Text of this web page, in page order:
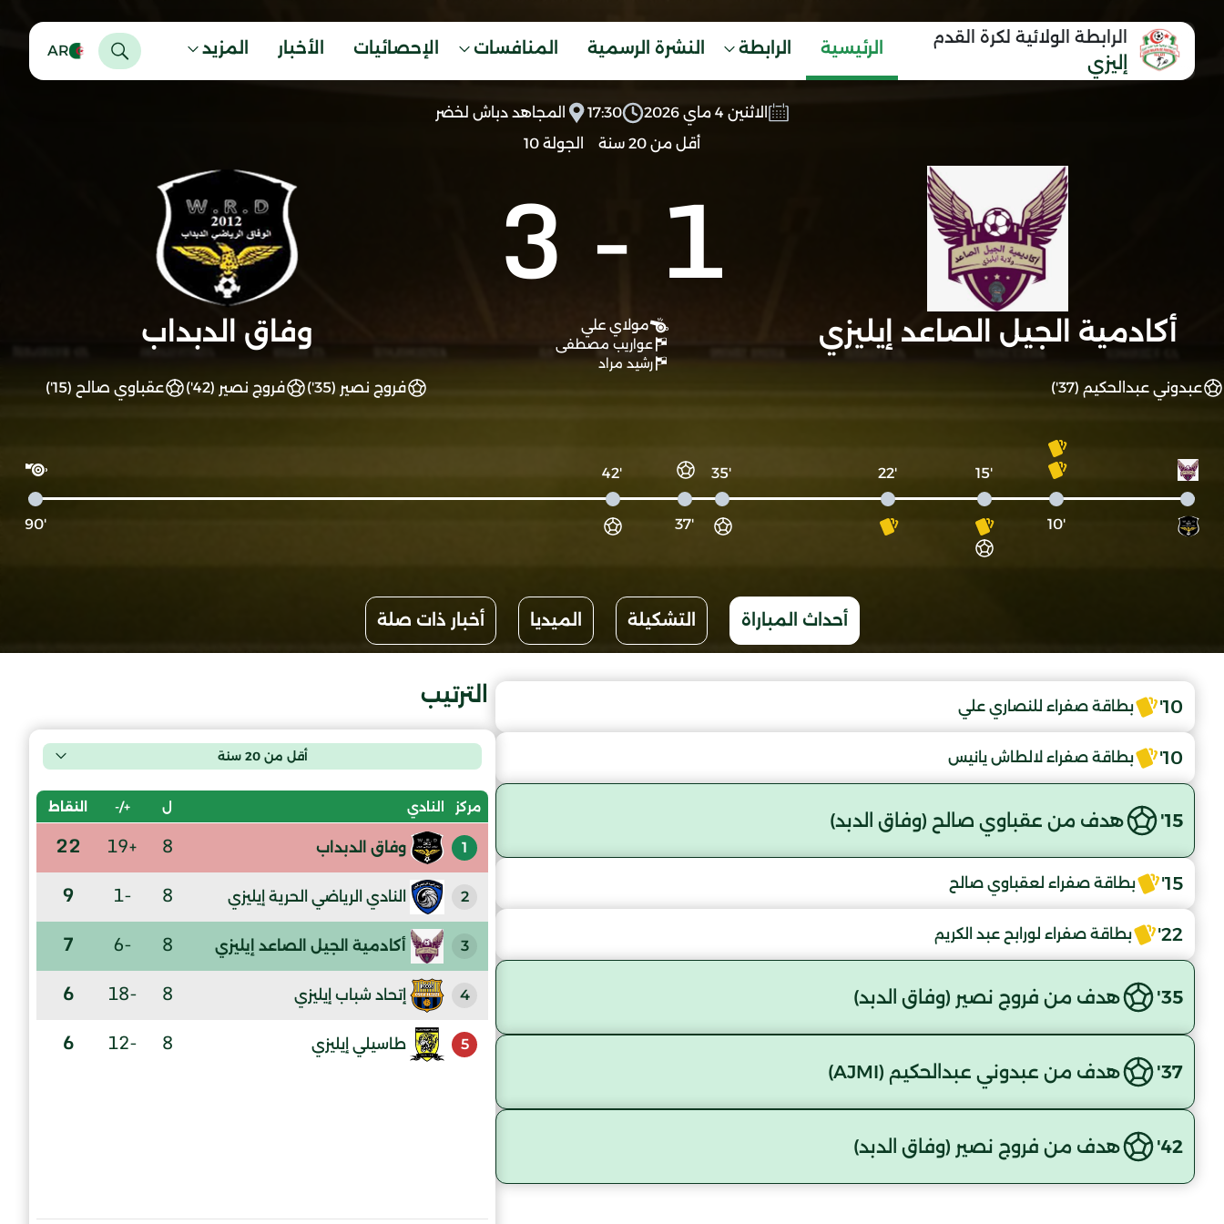
الرابطة الولائية لكرة القدم
إليزي
الرئيسية الرابطة النشرة الرسمية المنافسات الإحصائيات الأخبار المزيد AR
الاثنين 4 ماي 2026 17:30
المجاهد دباش لخضر
أقل من 20 سنة
الجولة 10
أكادمية الجيل الصاعد إيليزي
1
-
3
مولاي علي
عواريب مصطفى
رشيد مراد
وفاق الدبداب
عبدوني عبدالحكيم (37') فروج نصير (35') فروج نصير (42') عقباوي صالح (15')
'10
'15
'22
'35
'37
'42
'90
أحداث المباراة التشكيلة الميديا أخبار ذات صلة
10' بطاقة صفراء للنصاري علي
10' بطاقة صفراء لالطاش يانيس
15' هدف من عقباوي صالح (وفاق الدبد)
15' بطاقة صفراء لعقباوي صالح
22' بطاقة صفراء لورابح عبد الكريم
35' هدف من فروج نصير (وفاق الدبد)
37' هدف من عبدوني عبدالحكيم (AJMI)
42' هدف من فروج نصير (وفاق الدبد)
الترتيب
أقل من 20 سنة
مركز النادي ل +/- النقاط
1 وفاق الدبداب 8
+19
22
2 النادي الرياضي الحرية إيليزي 8
-1
9
3 أكادمية الجيل الصاعد إيليزي 8
-6
7
4 إتحاد شباب إيليزي 8
-18
6
5 طاسيلي إيليزي 8
-12
6